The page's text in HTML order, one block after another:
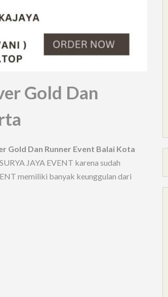
Gold Dan
Gold Dan Runner Event Balai Kota
JAYA EVENT karena sudah
memiliki banyak keunggulan dari